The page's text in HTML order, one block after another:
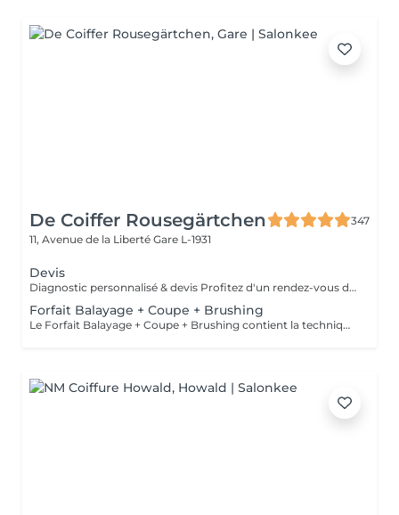
De Coiffer Rousegärtchen
347
11, Avenue de la Liberté Gare L-1931
Devis
Diagnostic personnalisé & devis Profitez d'un rendez-vous dédié pour échanger sur votre projet, recevoir des conseils personnalisés et obtenir un devis sur mesure. Le montant du rendez-vous sera déduit lors de la réalisation de votre prestation.
Forfait Balayage + Coupe + Brushing
Le Forfait Balayage + Coupe + Brushing contient la technique Balayage, un coulage (pour donner le bon reflet au Balayage), Olaplex, une Coupe et un Brushing. Dépendant de la quantité de produit utilisée ou de la longueur des cheveux, le prix peut varier. En cas de questions veuillez appeler au +352 26 35 02 89.